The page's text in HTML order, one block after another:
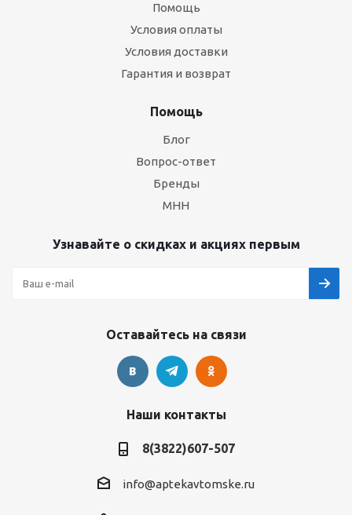
Помощь
Условия оплаты
Условия доставки
Гарантия и возврат
Помощь
Блог
Вопрос-ответ
Бренды
МНН
Узнавайте о скидках и акциях первым
Оставайтесь на связи
Наши контакты
8(3822)607-507
info@aptekavtomske.ru